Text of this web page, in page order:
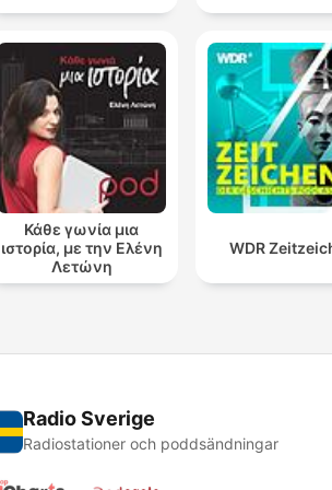
Κάθε γωνία μια
ιστορία, με την Ελένη
Λετώνη
WDR
Radio Sverige
Radiostationer och poddsändningar